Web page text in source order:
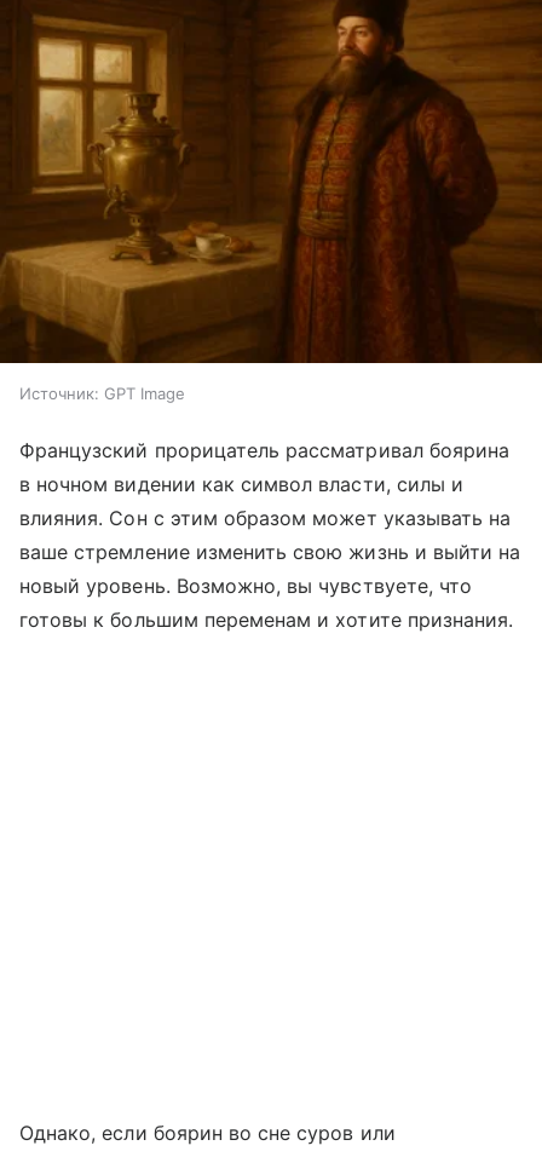
Источник: GPT Image
Французский прорицатель рассматривал боярина
в ночном видении как символ власти, силы и
влияния. Сон с этим образом может указывать на
ваше стремление изменить свою жизнь и выйти на
новый уровень. Возможно, вы чувствуете, что
готовы к большим переменам и хотите признания.
Однако, если боярин во сне суров или